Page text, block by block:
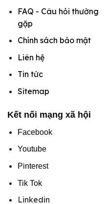
FAQ - Câu hỏi thường
gặp
Chính sách bảo mật
Liên hệ
Tin tức
Sitemap
Kết nối mạng xã hội
Facebook
Youtube
Pinterest
Tik Tok
Linkedin